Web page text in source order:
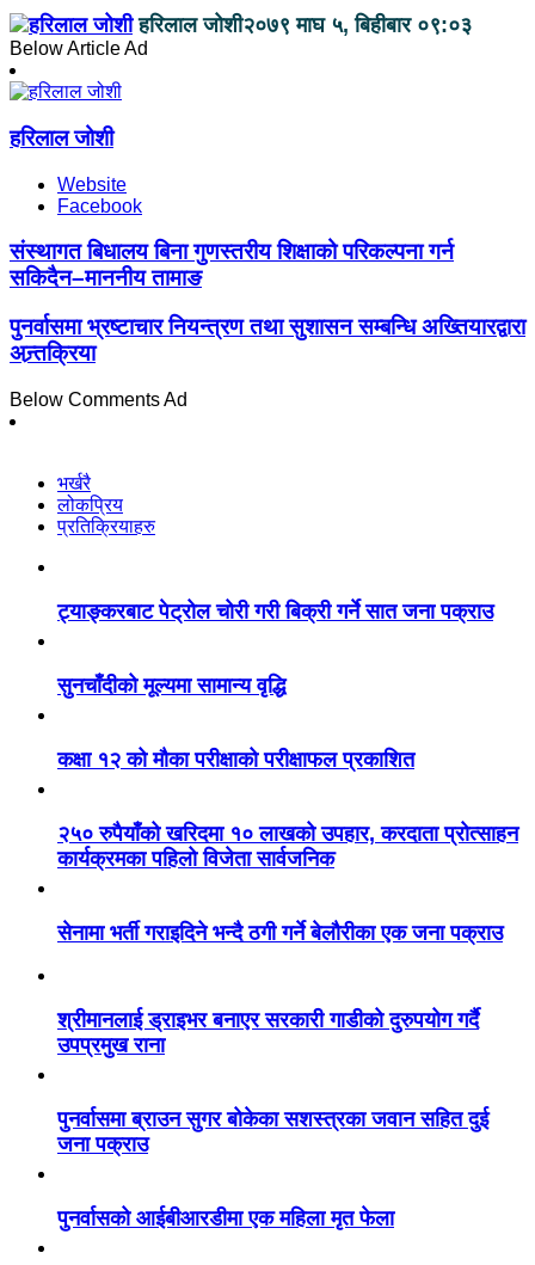
हरिलाल जोशी२०७९ माघ ५, बिहीबार ०९:०३
Below Article Ad
हरिलाल जोशी
Website
Facebook
संस्थागत बिधालय बिना गुणस्तरीय शिक्षाको परिकल्पना गर्न
सकिदैन–माननीय तामाङ
पुनर्वासमा भ्रष्टाचार नियन्त्रण तथा सुशासन सम्बन्धि अख्तियारद्वारा
अन्र्तक्रिया
Below Comments Ad
भर्खरै
लोकप्रिय
प्रतिक्रियाहरु
ट्याङ्करबाट पेट्रोल चोरी गरी बिक्री गर्ने सात जना पक्राउ
सुनचाँदीको मूल्यमा सामान्य वृद्धि
कक्षा १२ को मौका परीक्षाको परीक्षाफल प्रकाशित
२५० रुपैयाँको खरिदमा १० लाखको उपहार, करदाता प्रोत्साहन
कार्यक्रमका पहिलो विजेता सार्वजनिक
सेनामा भर्ती गराइदिने भन्दै ठगी गर्ने बेलौरीका एक जना पक्राउ
श्रीमानलाई ड्राइभर बनाएर सरकारी गाडीको दुरुपयोग गर्दै
उपप्रमुख राना
पुनर्वासमा ब्राउन सुगर बोकेका सशस्त्रका जवान सहित दुई
जना पक्राउ
पुनर्वासको आईबीआरडीमा एक महिला मृत फेला